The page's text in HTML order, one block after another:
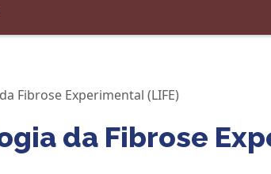
Fibrose Experimental (LIFE)
da Fibrose